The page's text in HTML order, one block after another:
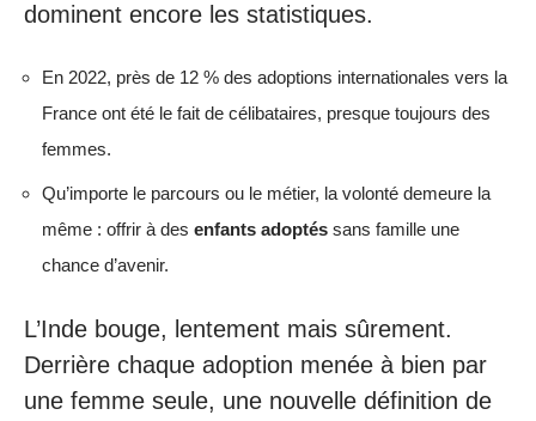
dominent encore les statistiques.
En 2022, près de 12 % des adoptions internationales vers la
France ont été le fait de célibataires, presque toujours des
femmes.
Qu’importe le parcours ou le métier, la volonté demeure la
même : offrir à des enfants adoptés sans famille une
chance d’avenir.
L’Inde bouge, lentement mais sûrement.
Derrière chaque adoption menée à bien par
une femme seule, une nouvelle définition de